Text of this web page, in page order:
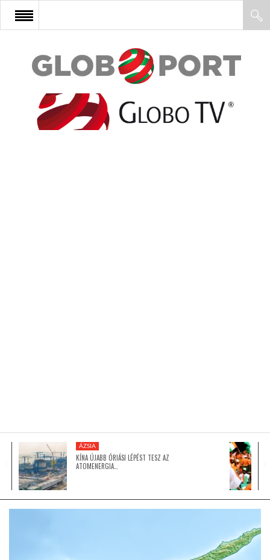
FŐOLDAL
AFRIKA
GLOBOTV BP
ÁZSIA
KÍNA ÚJABB ÓRIÁSI LÉPÉST TESZ AZ
ATOMENERGIA…